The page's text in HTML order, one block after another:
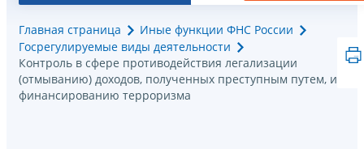
Главная страница
Иные функции ФНС России
Госрегулируемые виды деятельности
Контроль в сфере противодействия легализации
(отмыванию) доходов, полученных преступным путем, и
финансированию терроризма